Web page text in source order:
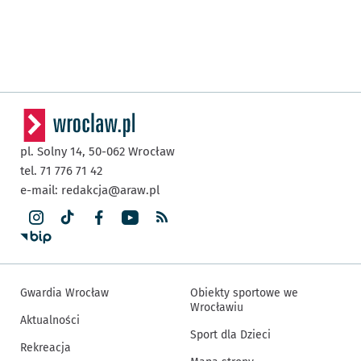
pl. Solny 14, 50-062 Wrocław
tel. 71 776 71 42
e-mail: redakcja@araw.pl
Gwardia Wrocław
Aktualności
Rekreacja
Obiekty sportowe we
Wrocławiu
Sport dla Dzieci